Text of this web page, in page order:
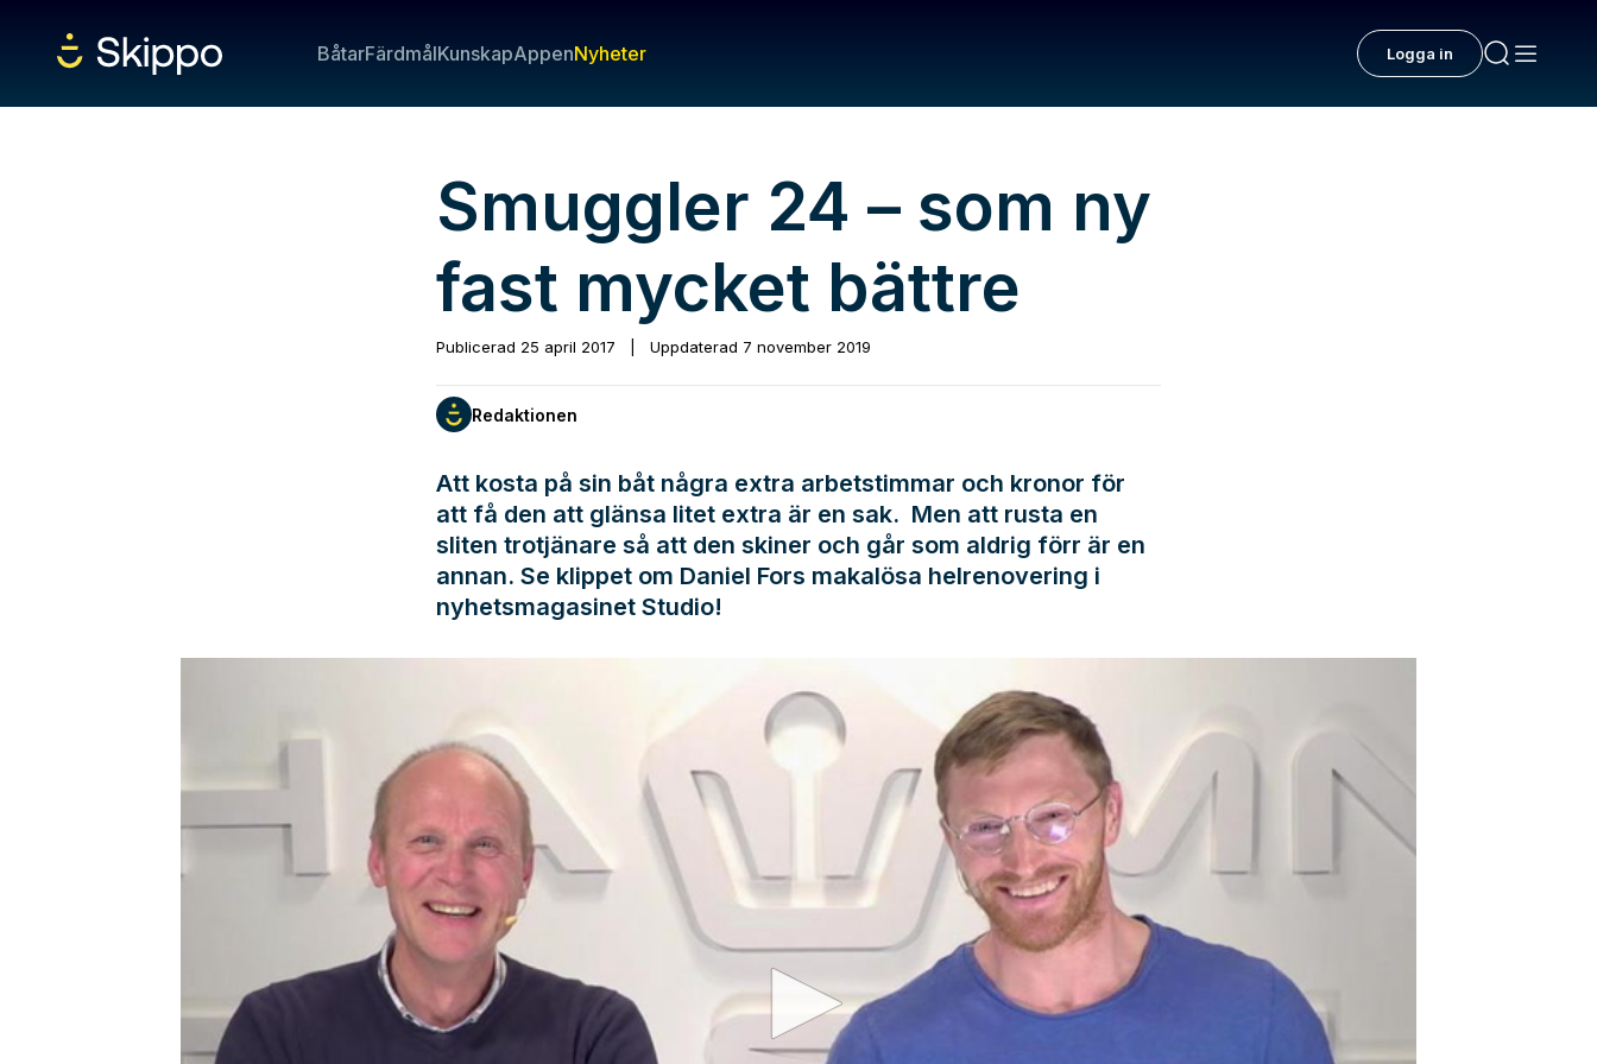
BåtarFärdmålKunskapAppenNyheter Logga in
Smuggler 24 – som ny
fast mycket bättre
Publicerad 25 april 2017 Uppdaterad 7 november 2019
Redaktionen
Att kosta på sin båt några extra arbetstimmar och kronor för
att få den att glänsa litet extra är en sak. Men att rusta en
sliten trotjänare så att den skiner och går som aldrig förr är en
annan. Se klippet om Daniel Fors makalösa helrenovering i
nyhetsmagasinet Studio!